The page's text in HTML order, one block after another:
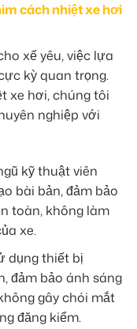
cách nhiệt xe hơi
xế yêu, việc lựa
kỳ quan trọng.
xe hơi, chúng tôi
nghiệp với
kỹ thuật viên
bài bản, đảm bảo
toàn, không làm
xe.
dụng thiết bị
đảm bảo ánh sáng
gây chói mắt
đăng kiểm.